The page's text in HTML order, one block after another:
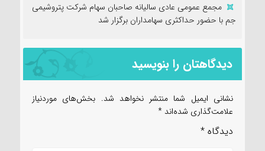
مجمع عمومی عادی سالیانه صاحبان سهام شرکت پتروشیمی
جم با حضور حداکثری سهامداران برگزار شد
دیدگاهتان را بنویسید
نشانی ایمیل شما منتشر نخواهد شد. بخش‌های موردنیاز
علامت‌گذاری شده‌اند *
دیدگاه *